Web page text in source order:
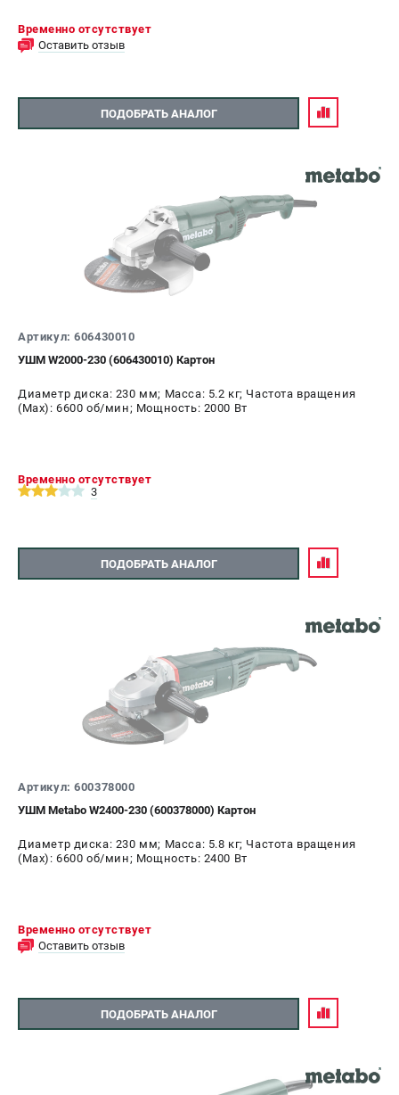
Временно отсутствует
Оставить отзыв
ПОДОБРАТЬ АНАЛОГ
Артикул: 606430010
УШМ W2000-230 (606430010) Картон
Диаметр диска: 230 мм; Масса: 5.2 кг; Частота вращения
(Max): 6600 об/мин; Мощность: 2000 Вт
Временно отсутствует
3
ПОДОБРАТЬ АНАЛОГ
Артикул: 600378000
УШМ Metabo W2400-230 (600378000) Картон
Диаметр диска: 230 мм; Масса: 5.8 кг; Частота вращения
(Max): 6600 об/мин; Мощность: 2400 Вт
Временно отсутствует
Оставить отзыв
ПОДОБРАТЬ АНАЛОГ